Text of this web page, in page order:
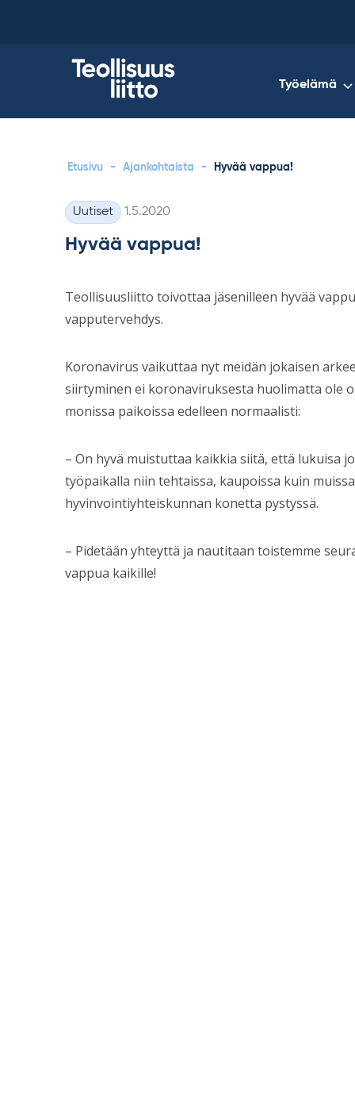
Työelämä
Etusivu - Ajankohtaista - Hyvää vappua!
Kategoriat
Uutiset Kirjoitettu
1.5.2020
Hyvää vappua!
Teollisuusliitto toivottaa jäsenilleen hyvää
vapputervehdys.
Koronavirus vaikuttaa nyt meidän jokaisen
siirtyminen ei koronaviruksesta huolimatta ole
monissa paikoissa edelleen normaalisti:
– On hyvä muistuttaa kaikkia siitä, että lukuisa
työpaikalla niin tehtaissa, kaupoissa kuin
hyvinvointiyhteiskunnan konetta pystyssä.
– Pidetään yhteyttä ja nautitaan toistemme
vappua kaikille!